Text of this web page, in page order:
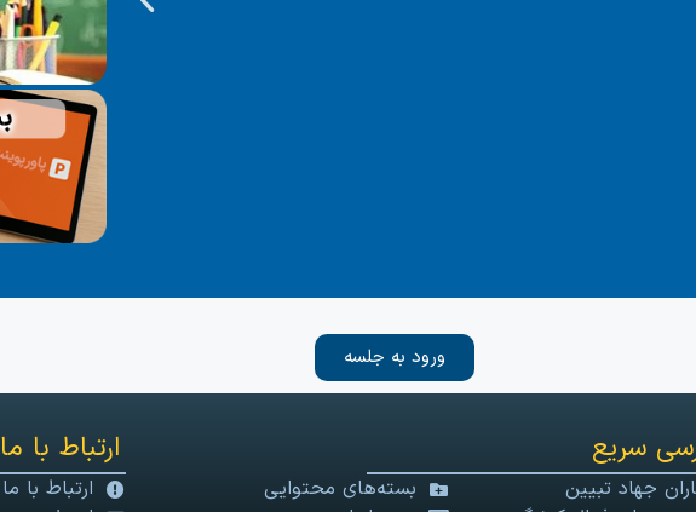
ورود به جلسه
سریع
جهاد تبیین
بسته‌های محتوایی
ارتباط با ما
ارتباط با ما